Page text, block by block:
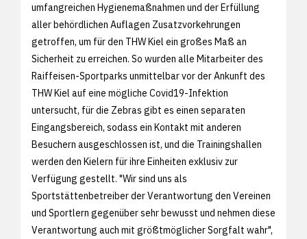
umfangreichen Hygienemaßnahmen und der Erfüllung
aller behördlichen Auflagen Zusatzvorkehrungen
getroffen, um für den THW Kiel ein großes Maß an
Sicherheit zu erreichen. So wurden alle Mitarbeiter des
Raiffeisen-Sportparks unmittelbar vor der Ankunft des
THW Kiel auf eine mögliche Covid19-Infektion
untersucht, für die Zebras gibt es einen separaten
Eingangsbereich, sodass ein Kontakt mit anderen
Besuchern ausgeschlossen ist, und die Trainingshallen
werden den Kielern für ihre Einheiten exklusiv zur
Verfügung gestellt. "Wir sind uns als
Sportstättenbetreiber der Verantwortung den Vereinen
und Sportlern gegenüber sehr bewusst und nehmen diese
Verantwortung auch mit größtmöglicher Sorgfalt wahr",